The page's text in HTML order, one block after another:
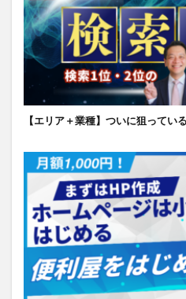
【エリア＋業種】ついに狙ってい